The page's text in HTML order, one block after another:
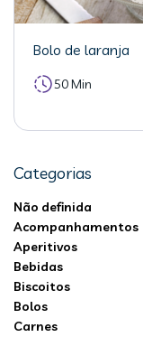
Bolo de laranja
50 Min
Categorias
Não definida
Acompanhamentos
Aperitivos
Bebidas
Biscoitos
Bolos
Carnes